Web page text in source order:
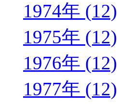
1974年 (12)
1975年 (12)
1976年 (12)
1977年 (12)